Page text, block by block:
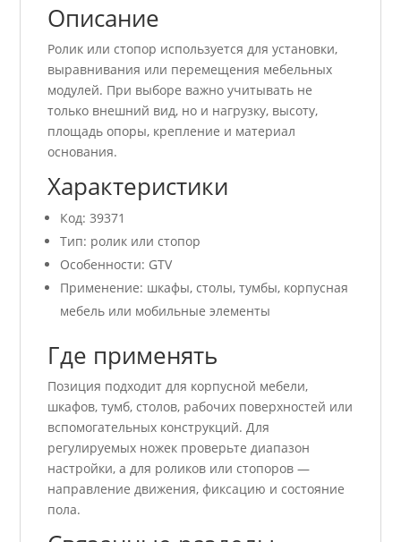
Описание
Ролик или стопор используется для установки,
выравнивания или перемещения мебельных
модулей. При выборе важно учитывать не
только внешний вид, но и нагрузку, высоту,
площадь опоры, крепление и материал
основания.
Характеристики
Код: 39371
Тип: ролик или стопор
Особенности: GTV
Применение: шкафы, столы, тумбы, корпусная
мебель или мобильные элементы
Где применять
Позиция подходит для корпусной мебели,
шкафов, тумб, столов, рабочих поверхностей или
вспомогательных конструкций. Для
регулируемых ножек проверьте диапазон
настройки, а для роликов или стопоров —
направление движения, фиксацию и состояние
пола.